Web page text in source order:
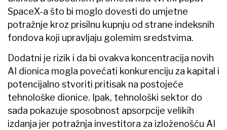
SpaceX-a što bi moglo dovesti do umjetne
potražnje kroz prisilnu kupnju od strane indeksnih
fondova koji upravljaju golemim sredstvima.
Dodatni je rizik i da bi ovakva koncentracija novih
AI dionica mogla povećati konkurenciju za kapital i
potencijalno stvoriti pritisak na postojeće
tehnološke dionice. Ipak, tehnološki sektor do
sada pokazuje sposobnost apsorpcije velikih
izdanja jer potražnja investitora za izloženošću AI